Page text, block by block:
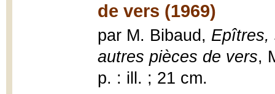
de vers (1969)
par M. Bibaud, Epîtres,
autres pièces de vers,
p. : ill. ; 21 cm.